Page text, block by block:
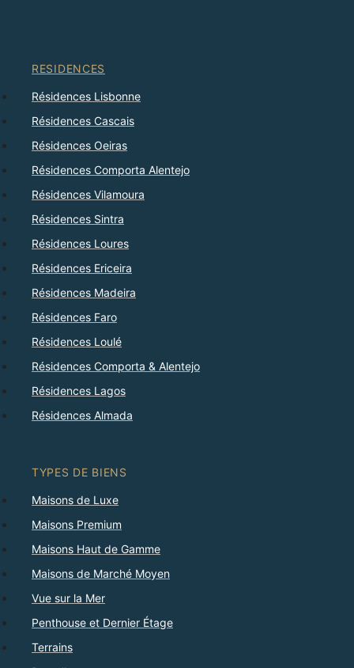
RESIDENCES
Résidences Lisbonne
Résidences Cascais
Résidences Oeiras
Résidences Comporta Alentejo
Résidences Vilamoura
Résidences Sintra
Résidences Loures
Résidences Ericeira
Résidences Madeira
Résidences Faro
Résidences Loulé
Résidences Comporta & Alentejo
Résidences Lagos
Résidences Almada
TYPES DE BIENS
Maisons de Luxe
Maisons Premium
Maisons Haut de Gamme
Maisons de Marché Moyen
Vue sur la Mer
Penthouse et Dernier Étage
Terrains